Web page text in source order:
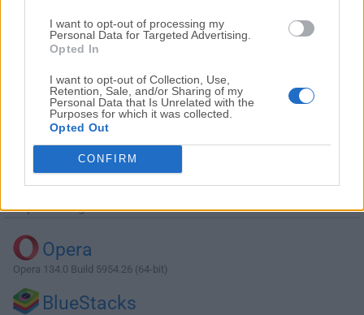
I want to opt-out of processing my
Personal Data for Targeted Advertising.
Opted In
I want to opt-out of Collection, Use,
Retention, Sale, and/or Sharing of my
Personal Data that Is Unrelated with the
Purposes for which it was collected.
Opted Out
CONFIRM
Descargar Genymotion 3.7.1
¿Por qué se publica esta aplicación en Filehorse? (
información)
Top Descargas
Opera
Opera 134.0 Build 5954.26 (64-bit)
BlueStacks